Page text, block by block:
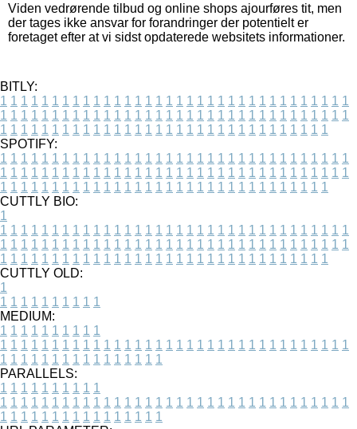
Viden vedrørende tilbud og online shops ajourføres tit, men
der tages ikke ansvar for forandringer der potentielt er
foretaget efter at vi sidst opdaterede websitets informationer.
BITLY:
1 1 1 1 1 1 1 1 1 1 1 1 1 1 1 1 1 1 1 1 1 1 1 1 1 1 1 1 1 1 1 1 1 1
1 1 1 1 1 1 1 1 1 1 1 1 1 1 1 1 1 1 1 1 1 1 1 1 1 1 1 1 1 1 1 1 1 1
1 1 1 1 1 1 1 1 1 1 1 1 1 1 1 1 1 1 1 1 1 1 1 1 1 1 1 1 1 1 1 1
SPOTIFY:
1 1 1 1 1 1 1 1 1 1 1 1 1 1 1 1 1 1 1 1 1 1 1 1 1 1 1 1 1 1 1 1 1 1
1 1 1 1 1 1 1 1 1 1 1 1 1 1 1 1 1 1 1 1 1 1 1 1 1 1 1 1 1 1 1 1 1 1
1 1 1 1 1 1 1 1 1 1 1 1 1 1 1 1 1 1 1 1 1 1 1 1 1 1 1 1 1 1 1 1
CUTTLY BIO:
1
1 1 1 1 1 1 1 1 1 1 1 1 1 1 1 1 1 1 1 1 1 1 1 1 1 1 1 1 1 1 1 1 1 1
1 1 1 1 1 1 1 1 1 1 1 1 1 1 1 1 1 1 1 1 1 1 1 1 1 1 1 1 1 1 1 1 1 1
1 1 1 1 1 1 1 1 1 1 1 1 1 1 1 1 1 1 1 1 1 1 1 1 1 1 1 1 1 1 1 1
CUTTLY OLD:
1
1 1 1 1 1 1 1 1 1 1
MEDIUM:
1 1 1 1 1 1 1 1 1 1
1 1 1 1 1 1 1 1 1 1 1 1 1 1 1 1 1 1 1 1 1 1 1 1 1 1 1 1 1 1 1 1 1 1
1 1 1 1 1 1 1 1 1 1 1 1 1 1 1 1
PARALLELS:
1 1 1 1 1 1 1 1 1 1
1 1 1 1 1 1 1 1 1 1 1 1 1 1 1 1 1 1 1 1 1 1 1 1 1 1 1 1 1 1 1 1 1 1
1 1 1 1 1 1 1 1 1 1 1 1 1 1 1 1